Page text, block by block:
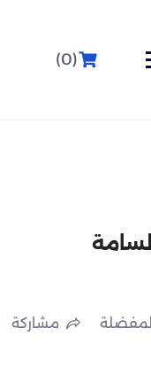
(0)
مشاركة